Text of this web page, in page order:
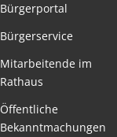
Bürgerportal
Bürgerservice
Mitarbeitende im
Rathaus
Öffentliche
Bekanntmachungen